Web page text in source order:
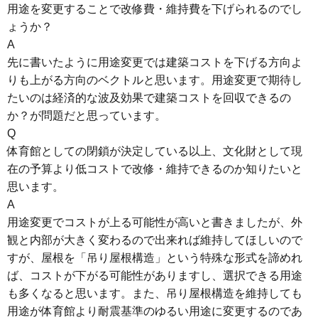
用途を変更することで改修費・維持費を下げられるのでし
ょうか？
A
先に書いたように用途変更では建築コストを下げる方向よ
りも上がる方向のベクトルと思います。用途変更で期待し
たいのは経済的な波及効果で建築コストを回収できるの
か？が問題だと思っています。
Q
体育館としての閉鎖が決定している以上、文化財として現
在の予算より低コストで改修・維持できるのか知りたいと
思います。
A
用途変更でコストが上る可能性が高いと書きましたが、外
観と内部が大きく変わるので出来れば維持してほしいので
すが、屋根を「吊り屋根構造」という特殊な形式を諦めれ
ば、コストが下がる可能性がありますし、選択できる用途
も多くなると思います。また、吊り屋根構造を維持しても
用途が体育館より耐震基準のゆるい用途に変更するのであ